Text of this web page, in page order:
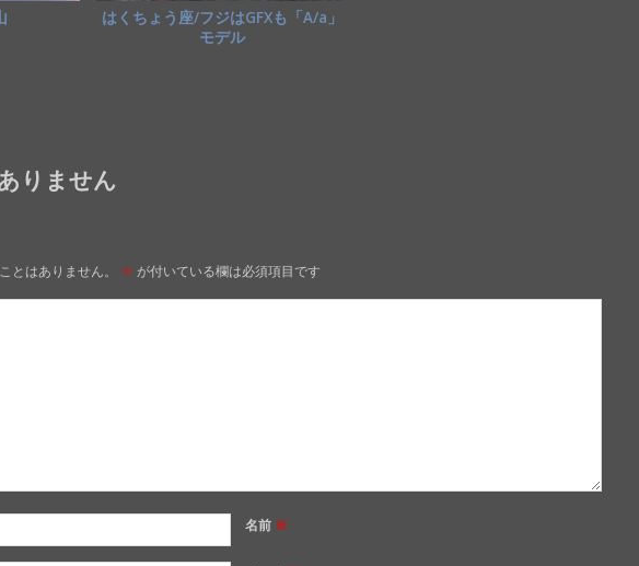
はくちょう座/フジはGFXも「A/a」
モデル
りません
とはありません。 ※ が付いている欄は必須項目です
名前 ※